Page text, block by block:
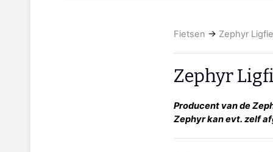
Archief
RSS
Fietsen → Zephyr
Zephyr
Producent van de
Zephyr kan evt. zelf